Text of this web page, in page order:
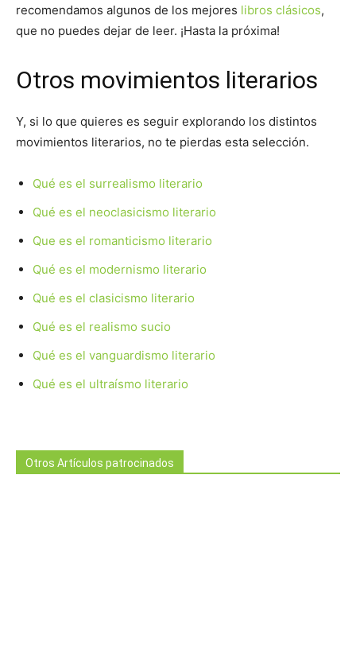
recomendamos algunos de los mejores libros clásicos,
que no puedes dejar de leer. ¡Hasta la próxima!
Otros movimientos literarios
Y, si lo que quieres es seguir explorando los distintos
movimientos literarios, no te pierdas esta selección.
Qué es el surrealismo literario
Qué es el neoclasicismo literario
Que es el romanticismo literario
Qué es el modernismo literario
Qué es el clasicismo literario
Qué es el realismo sucio
Qué es el vanguardismo literario
Qué es el ultraísmo literario
Otros Artículos patrocinados